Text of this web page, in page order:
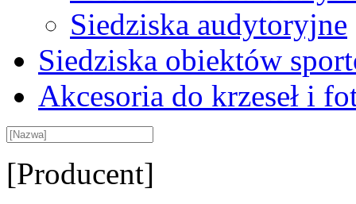
Siedziska audytoryjne
Siedziska obiektów
Akcesoria do krzeseł i
[Producent]